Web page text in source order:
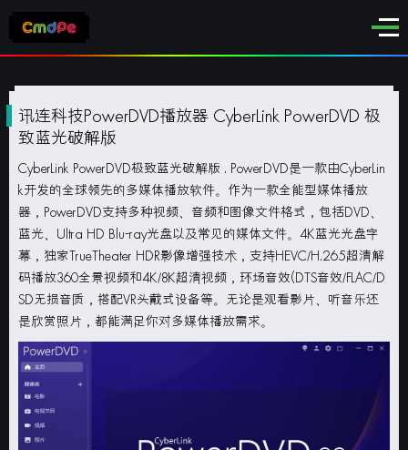
讯连科技PowerDVD播放器 CyberLink PowerDVD 极
致蓝光破解版
CyberLink PowerDVD极致蓝光破解版 . PowerDVD是一款由CyberLin
k开发的全球领先的多媒体播放软件。作为一款全能型媒体播放
器，PowerDVD支持多种视频、音频和图像文件格式，包括DVD、
蓝光、Ultra HD Blu-ray光盘以及常见的媒体文件。4K蓝光光盘字
幕，独家TrueTheater HDR影像增强技术，支持HEVC/H.265超清解
码播放360全景视频和4K/8K超清视频，环场音效(DTS音效/FLAC/D
SD无损音质，搭配VR头戴式设备等。无论是观看影片、听音乐还
是欣赏照片，都能满足你对多媒体播放需求。